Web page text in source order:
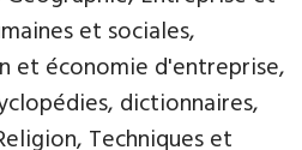
et sociales,
et économie d'entreprise,
dictionnaires,
Techniques et